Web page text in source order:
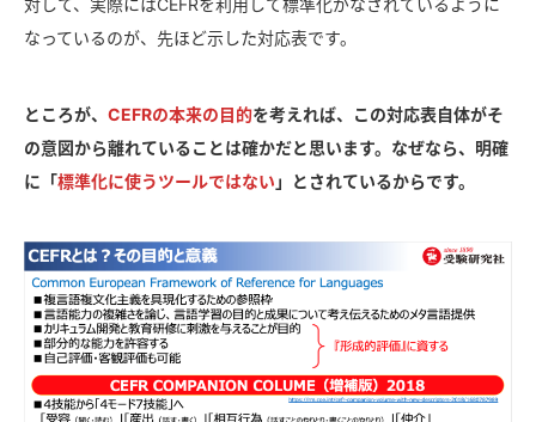
対して、実際にはCEFRを利用して標準化がなされているように
なっているのが、先ほど示した対応表です。
ところが、 CEFRの本来の目的を考えれば、この対応表自体がそ
の意図から離れていることは確かだと思います。なぜなら、明確
に「標準化に使うツールではない 」とされているからです。